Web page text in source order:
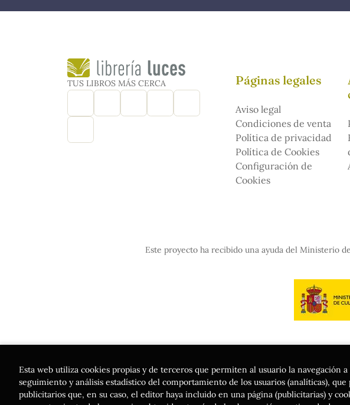
TUS LIBROS MÁS CERCA Páginas legales
Aviso legal
Condiciones de venta
Política de privacidad
Política de Cookies
Configuración de
Cookies
Este proyecto ha recibido una ayuda del Ministerio
2026 © Librería Luces. Todos los Derechos Reservados |Trevenque
Esta web utiliza cookies propias y de terceros que permiten al usuario la navegación
seguimiento y análisis estadístico del comportamiento de los usuarios (analíticas),
publicitarios que, en su caso, el editor haya incluido en una página (publicitarias) y